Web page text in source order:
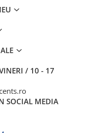
/ 10 - 17
SOCIAL MEDIA